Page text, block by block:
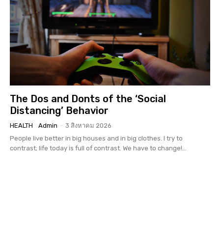
The Dos and Donts of the ‘Social
Distancing’ Behavior
HEALTH Admin - 3 สิงหาคม 2026
People live better in big houses and in big clothes. I try to
contrast; life today is full of contrast. We have to change!...